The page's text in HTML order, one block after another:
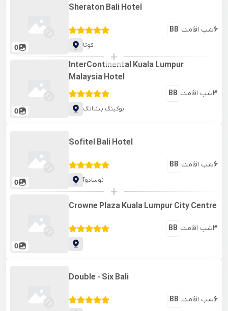
0
Sheraton Bali Hotel
BB شب اقامت6
کوتا
+
0
InterContinental Kuala Lumpur
Malaysia Hotel
BB شب اقامت3
بوکینگ بینتانگ
0
Sofitel Bali Hotel
BB شب اقامت6
نوسادوآ
+
0
Crowne Plaza Kuala Lumpur City Centre
BB شب اقامت3
Double - Six Bali
BB شب اقامت6